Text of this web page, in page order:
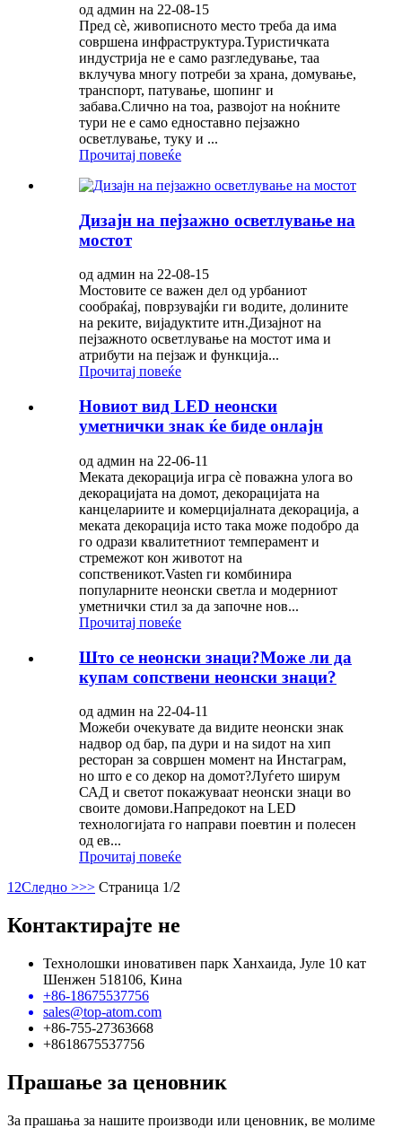
од админ на 22-08-15
Пред сè, живописното место треба да има
совршена инфраструктура.Туристичката
индустрија не е само разгледување, таа
вклучува многу потреби за храна, домување,
транспорт, патување, шопинг и
забава.Слично на тоа, развојот на ноќните
тури не е само едноставно пејзажно
осветлување, туку и ...
Прочитај повеќе
Дизајн на пејзажно осветлување на
мостот
од админ на 22-08-15
Мостовите се важен дел од урбаниот
сообраќај, поврзувајќи ги водите, долините
на реките, вијадуктите итн.Дизајнот на
пејзажното осветлување на мостот има и
атрибути на пејзаж и функција...
Прочитај повеќе
Новиот вид LED неонски
уметнички знак ќе биде онлајн
од админ на 22-06-11
Меката декорација игра сè поважна улога во
декорацијата на домот, декорацијата на
канцелариите и комерцијалната декорација, а
меката декорација исто така може подобро да
го одрази квалитетниот темперамент и
стремежот кон животот на
сопственикот.Vasten ги комбинира
популарните неонски светла и модерниот
уметнички стил за да започне нов...
Прочитај повеќе
Што се неонски знаци?Може ли да
купам сопствени неонски знаци?
од админ на 22-04-11
Можеби очекувате да видите неонски знак
надвор од бар, па дури и на ѕидот на хип
ресторан за совршен момент на Инстаграм,
но што е со декор на домот?Луѓето ширум
САД и светот покажуваат неонски знаци во
своите домови.Напредокот на LED
технологијата го направи поевтин и полесен
од ев...
Прочитај повеќе
1 2Следно >>> Страница 1/2
Контактирајте не
Технолошки иновативен парк Ханхаида, Јуле 10 кат
Шенжен 518106, Кина
+86-18675537756
sales@top-atom.com
+86-755-27363668
+8618675537756
Прашање за ценовник
За прашања за нашите производи или ценовник, ве молиме